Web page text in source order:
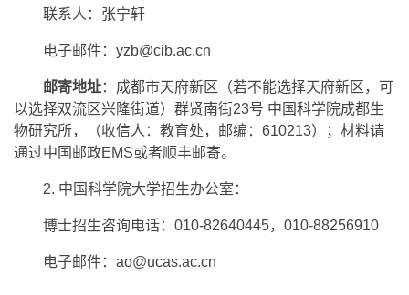
联系人：张宁轩
电子邮件：yzb@cib.ac.cn
邮寄地址：成都市天府新区（若不能选择天府新区，可
以选择双流区兴隆街道）群贤南街23号 中国科学院成都生
物研究所，（收信人：教育处，邮编：610213）；材料请
通过中国邮政EMS或者顺丰邮寄。
2. 中国科学院大学招生办公室：
博士招生咨询电话：010-82640445，010-88256910
电子邮件：ao@ucas.ac.cn